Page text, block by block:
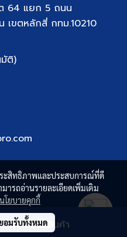
สั่งซื้อสินค้า
64 แยก 5 ถนน
เขตหลักสี่ กทม.10210
ติ)
ระสิทธิภาพและประสบการณ์ที่ดี
ารถอ่านรายละเอียดเพิ่มเติม
นโยบายคุกกี้
อมรับทั้งหมด